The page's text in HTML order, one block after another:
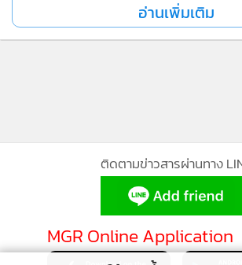
อ่านเพิ่มเติม
ติดตามข่าวสารผ่านทาง
MGR Online Application